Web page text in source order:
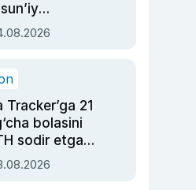
xavotir
21
bolasini
sodir etgan
hukmi o‘qildi